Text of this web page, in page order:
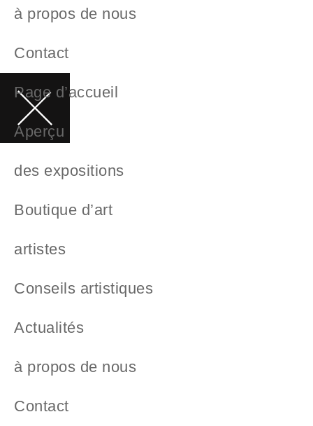
à propos de nous
Contact
Page d’accueil
Aperçu
des expositions
Boutique d’art
artistes
Conseils artistiques
Actualités
à propos de nous
Contact